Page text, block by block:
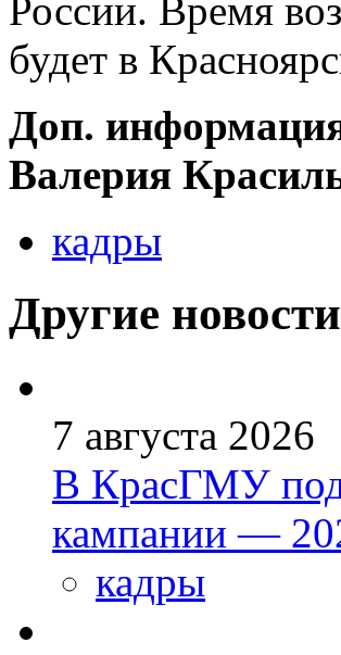
России. Время
будет в
Доп.
Валерия
кадры
Другие новости
7 августа 2026
В КрасГМУ
кампании —
кадры